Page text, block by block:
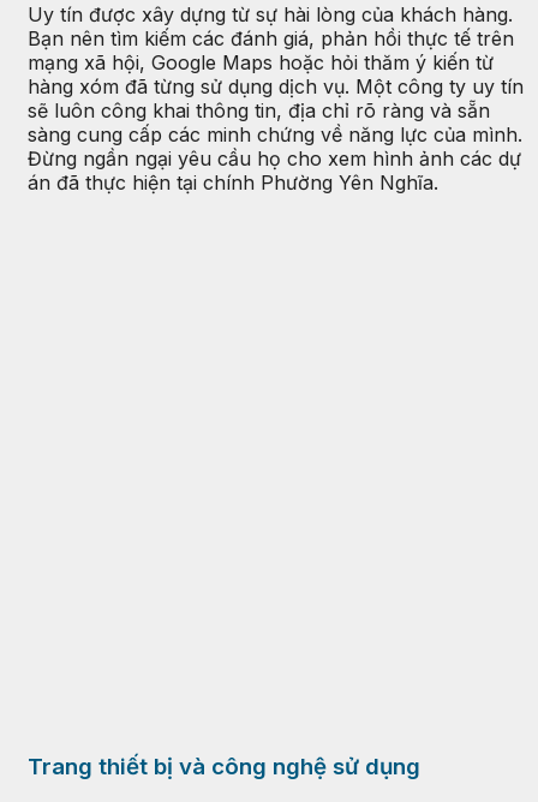
Uy tín được xây dựng từ sự hài lòng của khách hàng.
Bạn nên tìm kiếm các đánh giá, phản hồi thực tế trên
mạng xã hội, Google Maps hoặc hỏi thăm ý kiến từ
hàng xóm đã từng sử dụng dịch vụ. Một công ty uy tín
sẽ luôn công khai thông tin, địa chỉ rõ ràng và sẵn
sàng cung cấp các minh chứng về năng lực của mình.
Đừng ngần ngại yêu cầu họ cho xem hình ảnh các dự
án đã thực hiện tại chính Phường Yên Nghĩa.
Trang thiết bị và công nghệ sử dụng